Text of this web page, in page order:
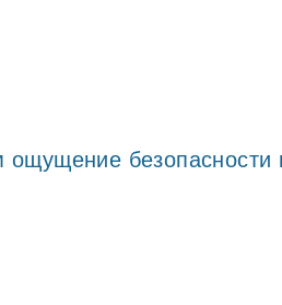
безопасности